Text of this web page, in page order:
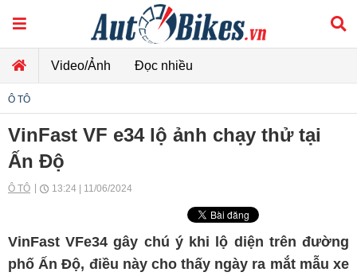
Video/Ảnh Đọc nhiều
Ô TÔ
VinFast VF e34 lộ ảnh chạy thử tại
Ấn Độ
Ô TÔ 13:24 | 11/06/2024
VinFast VFe34 gây chú ý khi lộ diện trên đường
phố Ấn Độ, điều này cho thấy ngày ra mắt mẫu xe